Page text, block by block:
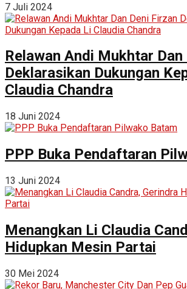
7 Juli 2024
Relawan Andi Mukhtar Dan
Deklarasikan Dukungan
Claudia Chandra
18 Juni 2024
PPP Buka Pendaftaran
13 Juni 2024
Menangkan Li Claudia
Hidupkan Mesin Partai
30 Mei 2024